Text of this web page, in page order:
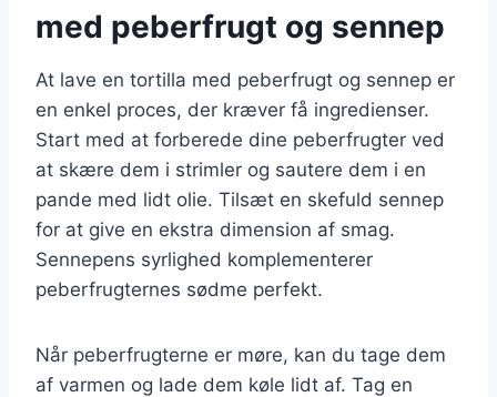
med peberfrugt og sennep
At lave en tortilla med peberfrugt og sennep er
en enkel proces, der kræver få ingredienser.
Start med at forberede dine peberfrugter ved
at skære dem i strimler og sautere dem i en
pande med lidt olie. Tilsæt en skefuld sennep
for at give en ekstra dimension af smag.
Sennepens syrlighed komplementerer
peberfrugternes sødme perfekt.
Når peberfrugterne er møre, kan du tage dem
af varmen og lade dem køle lidt af. Tag en